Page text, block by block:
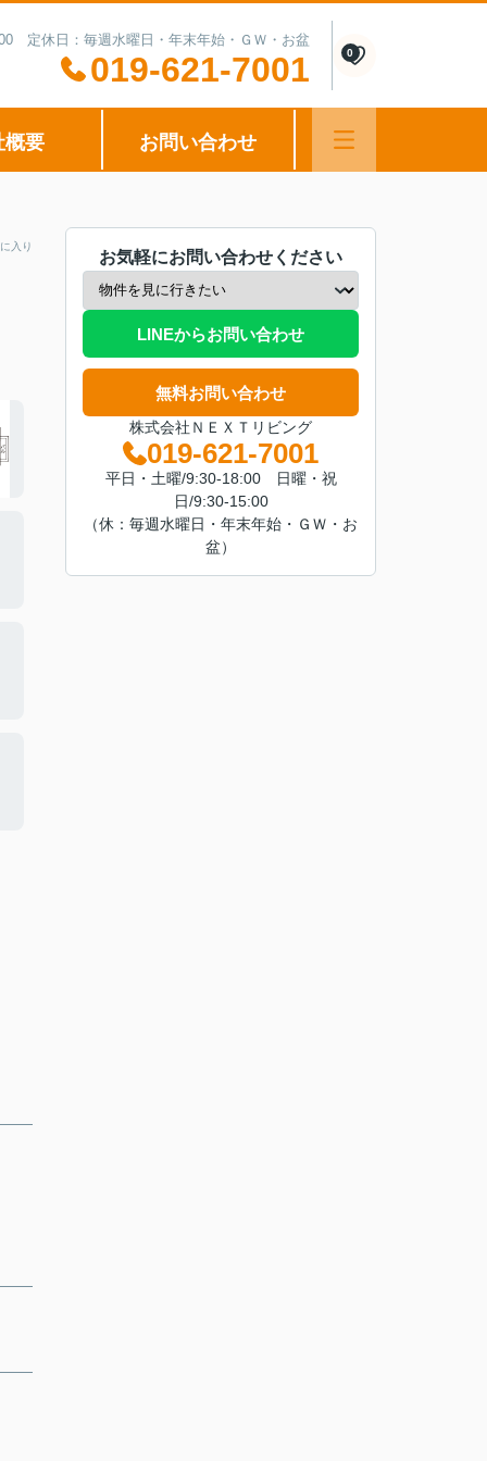
定休日：毎週水曜日・年末年始・ＧＷ・お盆
019-621-7001 0
概要 お問い合わせ
入り
お気軽にお問い合わせください
LINEからお問い合わせ
無料お問い合わせ
株式会社ＮＥＸＴリビング
019-621-7001
平日・土曜/9:30-18:00 日曜・祝
日/9:30-15:00
（休：毎週水曜日・年末年始・ＧＷ・お
盆）